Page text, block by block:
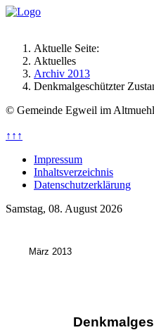
Aktuelle Seite:
Aktuelles
Archiv 2013
Denkmalgeschützter
© Gemeinde Egweil im
↑↑↑
Impressum
Inhaltsverzeichnis
Datenschutzerklärung
Samstag, 08. August 2026
März 2013